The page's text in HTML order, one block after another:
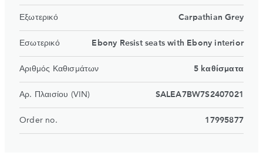
Εξωτερικό Carpathian Grey
Εσωτερικό Ebony Resist seats with Ebony interior
Αριθμός Καθισμάτων 5 kαθίσματα
Αρ. Πλαισίου (VIN) SALEA7BW7S2407021
Order no. 17995877